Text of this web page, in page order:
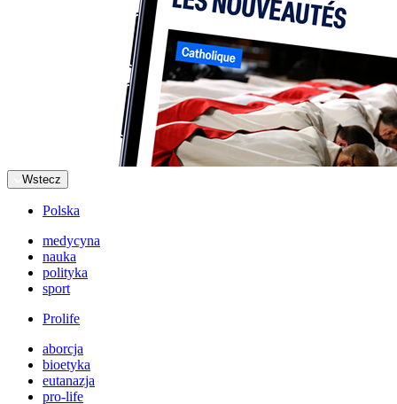
Wstecz
Polska
medycyna
nauka
polityka
sport
Prolife
aborcja
bioetyka
eutanazja
pro-life